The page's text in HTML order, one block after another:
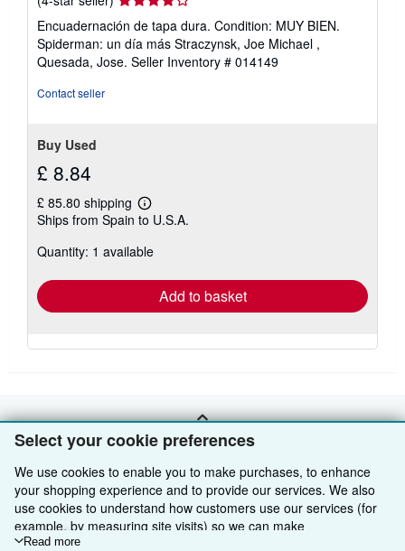
Select your cookie preferences
We use cookies to enable you to make purchases, to enhance
your shopping experience and to provide our services. We also
use cookies to understand how customers use our services (for
example, by measuring site visits) so we can make
improvements. If you agree, we'll also use third-party cookies to
Read more
rating
4
out
of
Encuadernación de tapa dura. Condition: MUY BIEN.
Spiderman: un día más Straczynsk, Joe Michael ,
Quesada, Jose. Seller Inventory # 014149
Contact seller
Buy Used
£ 8.84
£ 85.80 shipping
Learn
more
shipping
Ships from Spain to U.S.A.
Quantity: 1 available
Add to basket
BACK TO TOP
Shop With Us
Advanced Search
Sell With Us
About Us